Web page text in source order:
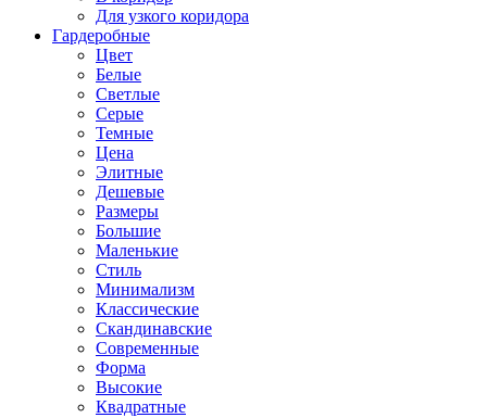
Для узкого коридора
Гардеробные
Цвет
Белые
Светлые
Серые
Темные
Цена
Элитные
Дешевые
Размеры
Большие
Маленькие
Стиль
Минимализм
Классические
Скандинавские
Современные
Форма
Высокие
Квадратные